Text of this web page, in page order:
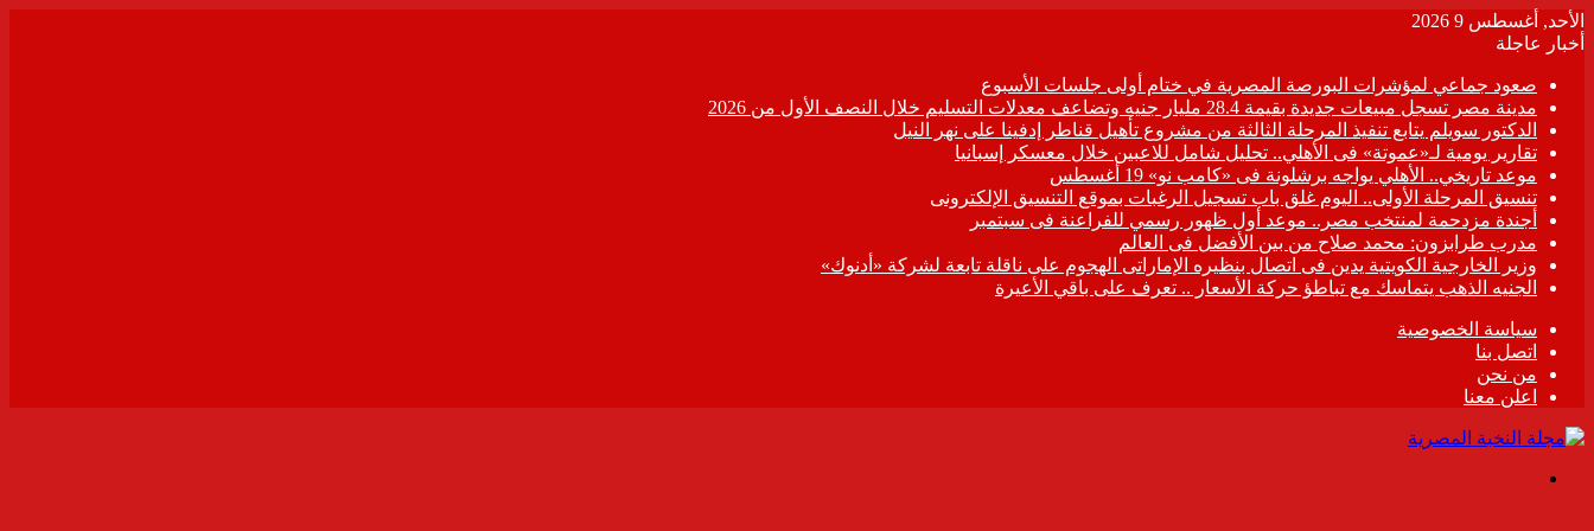
الأحد, أغسطس 9 2026
أخبار عاجلة
صعود جماعي لمؤشرات البورصة المصرية في ختام أولى جلسات الأسبوع
مدينة مصر تسجل مبيعات جديدة بقيمة 28.4 مليار جنيه وتضاعف معدلات التسليم خلال النصف الأول من 2026
الدكتور سويلم يتابع تنفيذ المرحلة الثالثة من مشروع تأهيل قناطر إدفينا على نهر النيل
تقارير يومية لـ«عموتة» فى الأهلي.. تحليل شامل للاعبين خلال معسكر إسبانيا
موعد تاريخي.. الأهلي يواجه برشلونة فى «كامب نو» 19 أغسطس
تنسيق المرحلة الأولى.. اليوم غلق باب تسجيل الرغبات بموقع التنسيق الإلكترونى
أجندة مزدحمة لمنتخب مصر.. موعد أول ظهور رسمي للفراعنة فى سبتمبر
مدرب طرابزون: محمد صلاح من بين الأفضل فى العالم
وزير الخارجية الكويتية يدين فى اتصال بنظيره الإماراتى الهجوم على ناقلة تابعة لشركة «أدنوك»
الجنيه الذهب يتماسك مع تباطؤ حركة الأسعار .. تعرف على باقي الأعيرة
سياسة الخصوصية
اتصل بنا
من نحن
اعلن معنا